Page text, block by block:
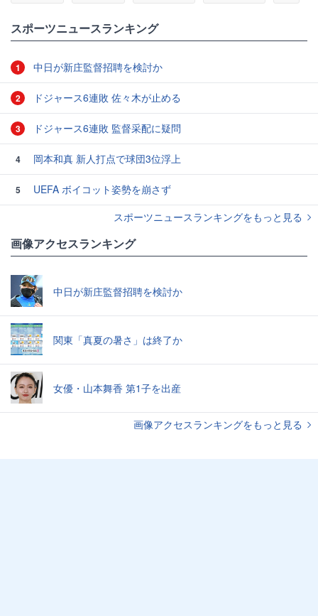
スポーツニュースランキング
1 中日が新庄監督招聘を検討か
2 ドジャース6連敗 佐々木が止める
3 ドジャース6連敗 監督采配に疑問
4 岡本和真 新人打点で球団3位浮上
5
UEFA ボイコット姿勢を崩さず
スポーツニュースランキングをもっと見る
画像アクセスランキング
中日が新庄監督招聘を検討か
関東「真夏の暑さ」は終了か
女優・山本舞香 第1子を出産
画像アクセスランキングをもっと見る